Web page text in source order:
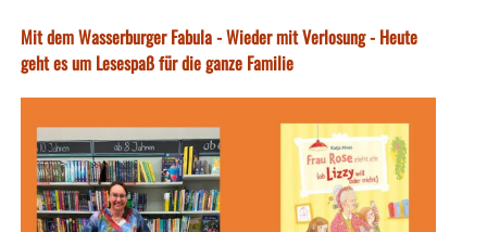
Mit dem Wasserburger Fabula - Wieder mit Verlosung - Heute
geht es um Lesespaß für die ganze Familie